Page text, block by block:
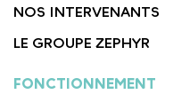
NOS INTERVENANTS
LE GROUPE ZEPHYR
FONCTIONNEMENT